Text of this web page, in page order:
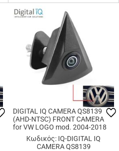
DIGITAL IQ CAMERA QS8139
(AHD-NTSC) FRONT CAMERA
for VW LOGO mod. 2004-2018
(46mm)Κωδικός: IQ-DIGITAL IQ
CAMERA QS8139